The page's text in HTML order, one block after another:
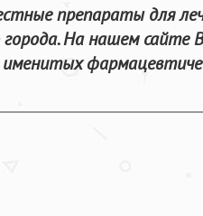
препараты для
города. На нашем